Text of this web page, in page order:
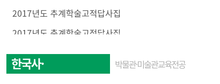
2017년도 추계학술고적답사집
2017년도 춘계학술고적답사집
한국사·
박물관·미술관교육전공